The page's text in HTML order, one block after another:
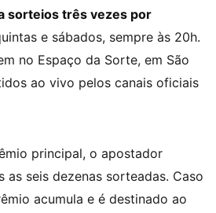
sorteios três vezes por
e sábados, sempre às 20h.
no Espaço da Sorte, em São
ao vivo pelos canais oficiais
principal, o apostador
as seis dezenas sorteadas. Caso
acumula e é destinado ao